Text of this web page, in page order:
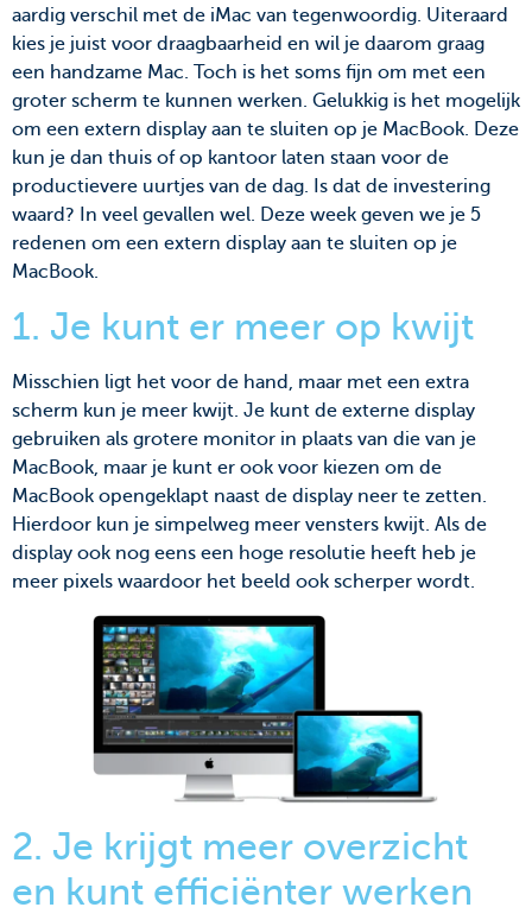
aardig verschil met de iMac van tegenwoordig. Uiteraard
kies je juist voor draagbaarheid en wil je daarom graag
een handzame Mac. Toch is het soms fijn om met een
groter scherm te kunnen werken. Gelukkig is het mogelijk
om een extern display aan te sluiten op je MacBook. Deze
kun je dan thuis of op kantoor laten staan voor de
productievere uurtjes van de dag. Is dat de investering
waard? In veel gevallen wel. Deze week geven we je 5
redenen om een extern display aan te sluiten op je
MacBook.
1. Je kunt er meer op kwijt
Misschien ligt het voor de hand, maar met een extra
scherm kun je meer kwijt. Je kunt de externe display
gebruiken als grotere monitor in plaats van die van je
MacBook, maar je kunt er ook voor kiezen om de
MacBook opengeklapt naast de display neer te zetten.
Hierdoor kun je simpelweg meer vensters kwijt. Als de
display ook nog eens een hoge resolutie heeft heb je
meer pixels waardoor het beeld ook scherper wordt.
2. Je krijgt meer overzicht
en kunt efficiënter werken